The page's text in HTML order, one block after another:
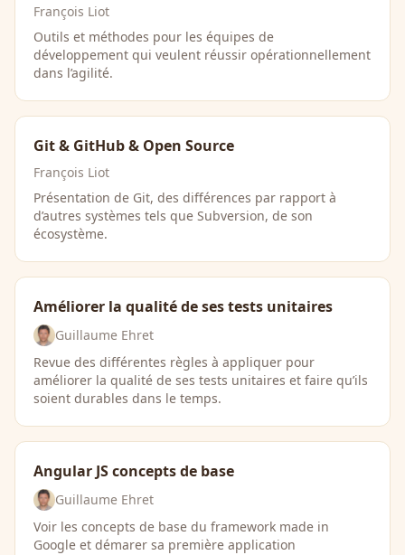
François Liot
Outils et méthodes pour les équipes de
développement qui veulent réussir opérationnellement
dans l’agilité.
Git & GitHub & Open Source
François Liot
Présentation de Git, des différences par rapport à
d’autres systèmes tels que Subversion, de son
écosystème.
Améliorer la qualité de ses tests unitaires
Guillaume Ehret
Revue des différentes règles à appliquer pour
améliorer la qualité de ses tests unitaires et faire qu’ils
soient durables dans le temps.
Angular JS concepts de base
Guillaume Ehret
Voir les concepts de base du framework made in
Google et démarer sa première application